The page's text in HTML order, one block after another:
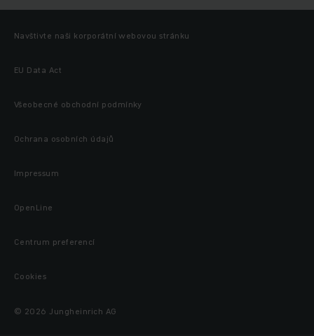
Navštivte naši korporátní webovou stránku
EU Data Act
Všeobecné obchodní podmínky
Ochrana osobních údajů
Impressum
OpenLine
Centrum preferencí
Cookies
© 2026 Jungheinrich AG